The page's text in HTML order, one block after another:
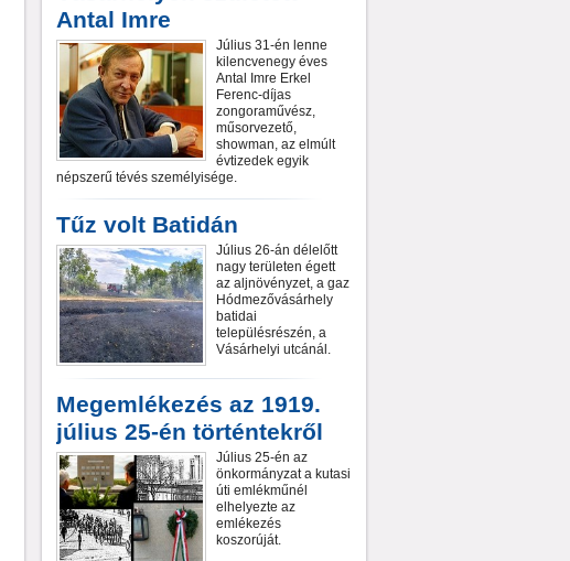
Antal Imre
Július 31-én lenne
kilencvenegy éves
Antal Imre Erkel
Ferenc-díjas
zongoraművész,
műsorvezető,
showman, az elmúlt
évtizedek egyik
népszerű tévés személyisége.
Tűz volt Batidán
Július 26-án délelőtt
nagy területen égett
az aljnövényzet, a gaz
Hódmezővásárhely
batidai
településrészén, a
Vásárhelyi utcánál.
Megemlékezés az 1919.
július 25-én történtekről
Július 25-én az
önkormányzat a kutasi
úti emlékműnél
elhelyezte az
emlékezés
koszorúját.